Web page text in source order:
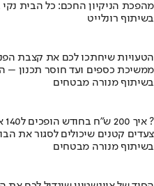
מהפכת הניקיון החכם: כל הבית
בשיתוף רונלייט
הטעויות שיחתכו לכם את קצבת
ממשיכת כספים ועד חוסר תכנון –
בשיתוף מנורה מבטחים
איך 200 ש"ח בחודש הופכים ל140 אלף ?
צעדים קטנים שיכולים לסגור את
בשיתוף מנורה מבטחים